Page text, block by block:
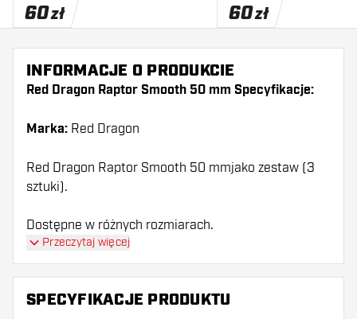
60zł 60zł
INFORMACJE O PRODUKCIE
Red Dragon Raptor Smooth 50 mm Specyfikacje:
Marka: Red Dragon
Red Dragon Raptor Smooth 50 mmjako zestaw (3
sztuki).
Dostępne w różnych rozmiarach.
Przeczytaj więcej
SPECYFIKACJE PRODUKTU